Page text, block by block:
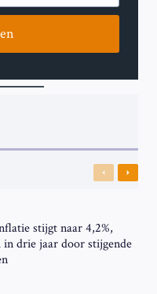
Previous
Next
stijgt naar 4,2%,
in drie jaar door stijgende